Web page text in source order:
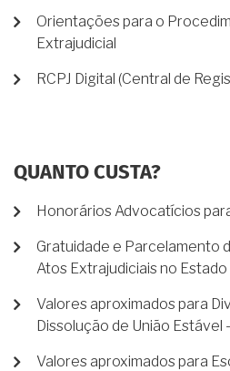
Orientações para o
Extrajudicial
RCPJ Digital (Central de
QUANTO CUSTA?
Honorários Advocatícios
Gratuidade e Parcelamento
Atos Extrajudiciais no
Valores aproximados para
Dissolução de União Estável
Valores aproximados para